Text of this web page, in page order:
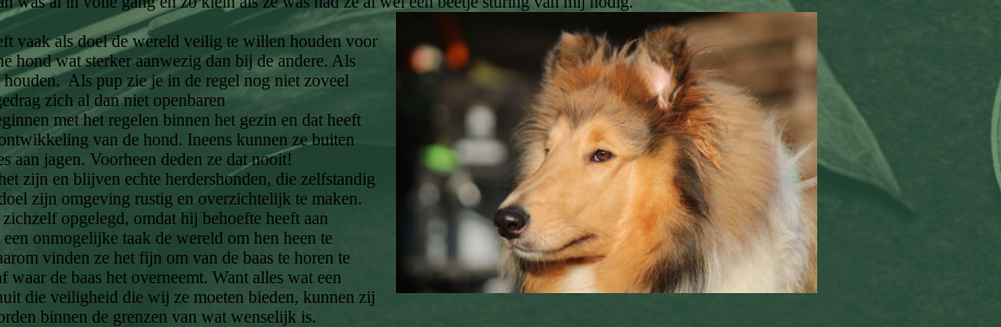
vaak als doel de wereld veilig te willen houden voor
hond wat sterker aanwezig dan bij de andere. Als
Als pup zie je in de regel nog niet zoveel
zich al dan niet openbaren
met het regelen binnen het gezin en dat heeft
van de hond. Ineens kunnen ze buiten
aan jagen. Voorheen deden ze dat nooit!
zijn en blijven echte herdershonden, die zelfstandig
zijn omgeving rustig en overzichtelijk te maken.
opgelegd, omdat hij behoefte heeft aan
onmogelijke taak de wereld om hen heen te
vinden ze het fijn om van de baas te horen te
de baas het overneemt. Want alles wat een
die veiligheid die wij ze moeten bieden, kunnen zij
binnen de grenzen van wat wenselijk is.